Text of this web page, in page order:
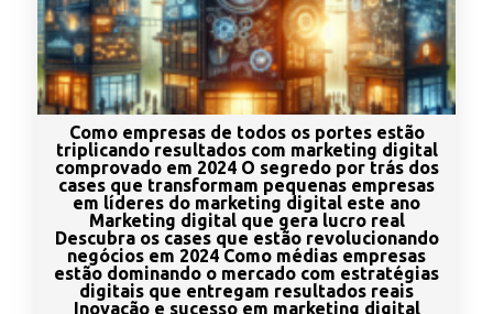
Como empresas de todos os portes estão
triplicando resultados com marketing digital
comprovado em 2024 O segredo por trás dos
cases que transformam pequenas empresas
em líderes do marketing digital este ano
Marketing digital que gera lucro real
Descubra os cases que estão revolucionando
negócios em 2024 Como médias empresas
estão dominando o mercado com estratégias
digitais que entregam resultados reais
Inovação e sucesso em marketing digital